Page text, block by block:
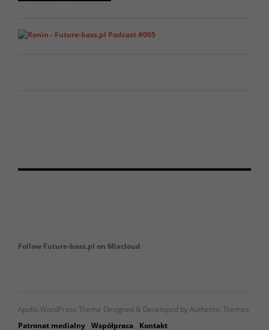
Follow Future-bass.pl on Mixcloud
Apollo WordPress Theme Designed & Developed by Authentic Themes
Patronat medialny Współpraca Kontakt